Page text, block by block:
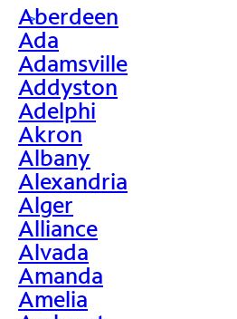
>
Aberdeen
Ada
Adamsville
Addyston
Adelphi
Akron
Albany
Alexandria
Alger
Alliance
Alvada
Amanda
Amelia